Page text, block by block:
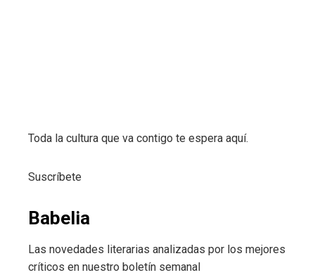
Toda la cultura que va contigo te espera aquí.
Suscríbete
Babelia
Las novedades literarias analizadas por los mejores
críticos en nuestro boletín semanal